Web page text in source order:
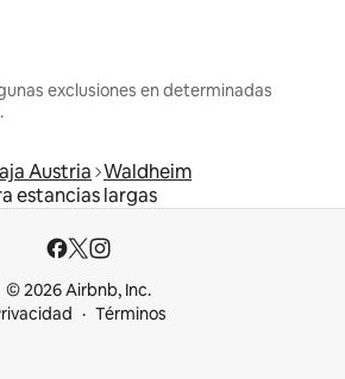
exclusiones en determinadas
Austria Waldheim
estancias largas
© 2026 Airbnb, Inc.
Términos